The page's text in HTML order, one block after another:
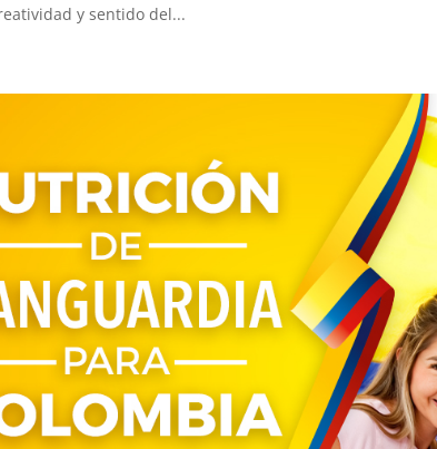
y sentido del...